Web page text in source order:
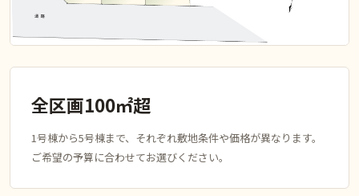
全区画100㎡超
1号棟から5号棟まで、それぞれ敷地条件や価格が異なります。
ご希望の予算に合わせてお選びください。